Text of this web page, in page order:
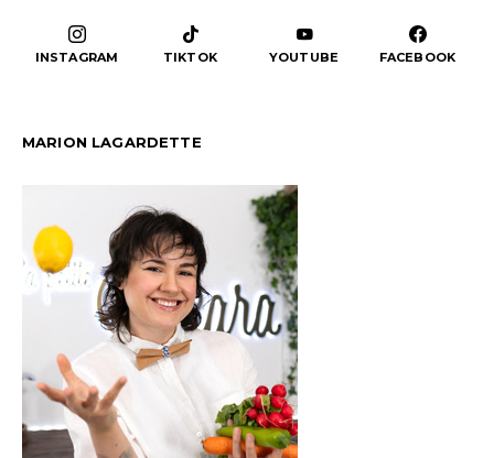
INSTAGRAM TIKTOK YOUTUBE FACEBOOK
MARION LAGARDETTE